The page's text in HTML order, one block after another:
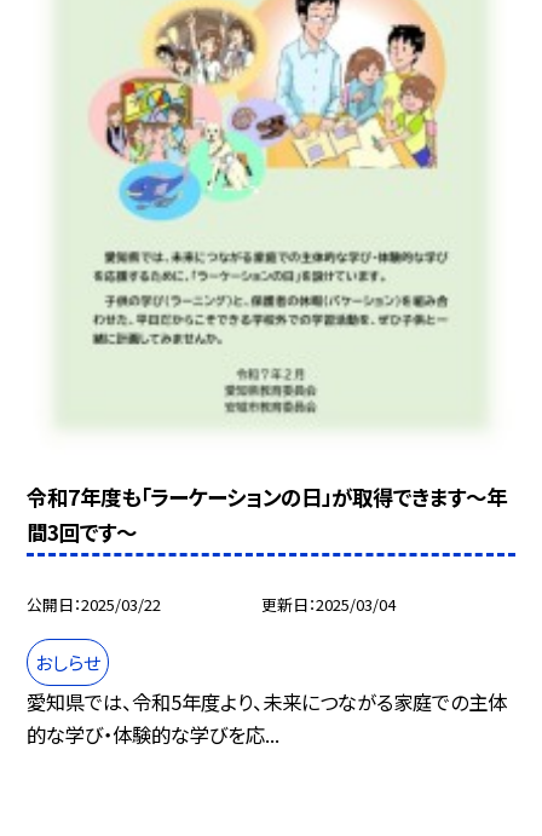
令和7年度も「ラーケーションの日」が取得できます～年
間3回です～
公開日 2025/03/22 更新日 2025/03/04
おしらせ
愛知県では、令和5年度より、未来につながる家庭での主体
的な学び・体験的な学びを応...